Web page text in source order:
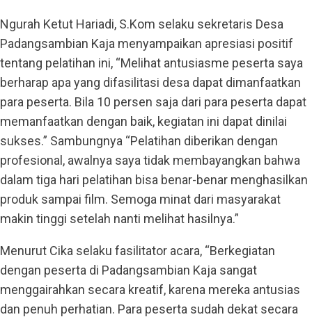
Ngurah Ketut Hariadi, S.Kom selaku sekretaris Desa
Padangsambian Kaja menyampaikan apresiasi positif
tentang pelatihan ini, “Melihat antusiasme peserta saya
berharap apa yang difasilitasi desa dapat dimanfaatkan
para peserta. Bila 10 persen saja dari para peserta dapat
memanfaatkan dengan baik, kegiatan ini dapat dinilai
sukses.” Sambungnya “Pelatihan diberikan dengan
profesional, awalnya saya tidak membayangkan bahwa
dalam tiga hari pelatihan bisa benar-benar menghasilkan
produk sampai film. Semoga minat dari masyarakat
makin tinggi setelah nanti melihat hasilnya.”
Menurut Cika selaku fasilitator acara, “Berkegiatan
dengan peserta di Padangsambian Kaja sangat
menggairahkan secara kreatif, karena mereka antusias
dan penuh perhatian. Para peserta sudah dekat secara